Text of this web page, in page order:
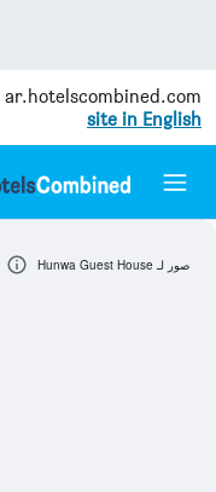
ar.hotelscombined.com
site in English
صور لـ Hunwa Guest House